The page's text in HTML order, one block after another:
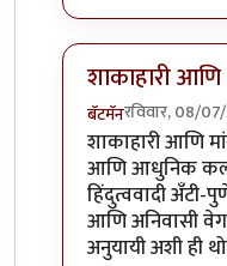
शाकाहारी आणि
बॅटमॅनरविवार, 08/
In reply toकला
शाकाहारी आणि
आणि आधुनिक
हिंदुत्ववादी
आणि अनिवासी
अनुयायी अशी ही